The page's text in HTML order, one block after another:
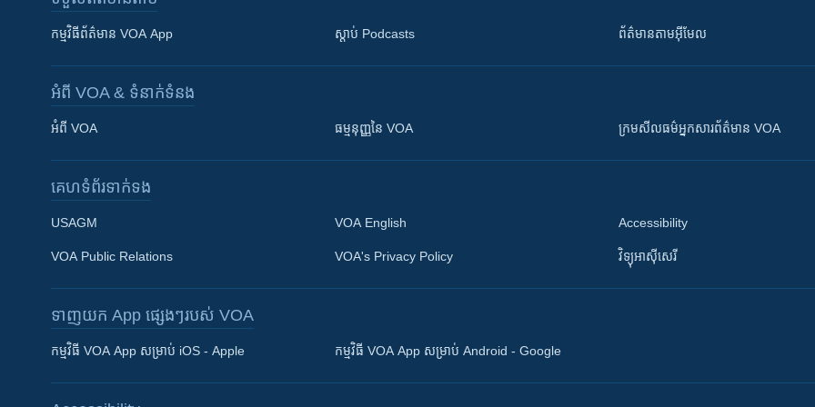
Khmer English
កម្មវិធី​ព័ត៌មាន VOA App ស្តាប់ Podcasts ព័ត៌មាន​តាម​អ៊ីមែល
អំពី​ VOA & ទំនាក់ទំនង
អំពី​ VOA ធម្មនុញ្ញ​នៃ VOA ក្រម​​​សីលធម៌​​​អ្នក​​​សារព័ត៌មាន VOA
គេហទំព័រ​​ទាក់ទង
USAGM
VOA Public Relations
VOA English
VOA's Privacy Policy
Accessibility
វិទ្យុ​អាស៊ី​សេរី
ទាញយក​ App ផ្សេងៗ​របស់​ VOA
កម្មវិធី​ VOA App សម្រាប់ iOS - Apple កម្មវិធី​ VOA App សម្រាប់ Android - Google